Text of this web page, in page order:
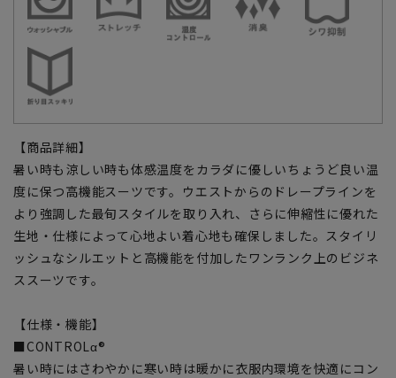
【商品詳細】
暑い時も涼しい時も体感温度をカラダに優しいちょうど良い温
度に保つ高機能スーツです。ウエストからのドレープラインを
より強調した最旬スタイルを取り入れ、さらに伸縮性に優れた
生地・仕様によって心地よい着心地も確保しました。スタイリ
ッシュなシルエットと高機能を付加したワンランク上のビジネ
ススーツです。
【仕様・機能】
■CONTROLα®
暑い時にはさわやかに寒い時は暖かに衣服内環境を快適にコン